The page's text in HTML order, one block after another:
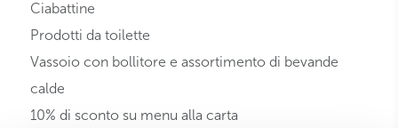
Ciabattine
Prodotti da toilette
Vassoio con bollitore e assortimento di bevande
calde
10% di sconto su menu alla carta